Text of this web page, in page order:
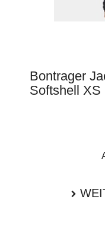
Bontrager
Softshell XS